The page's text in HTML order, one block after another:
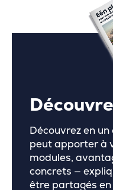
Découvrez en un
peut apporter à
modules,
concrets —
être partagés en